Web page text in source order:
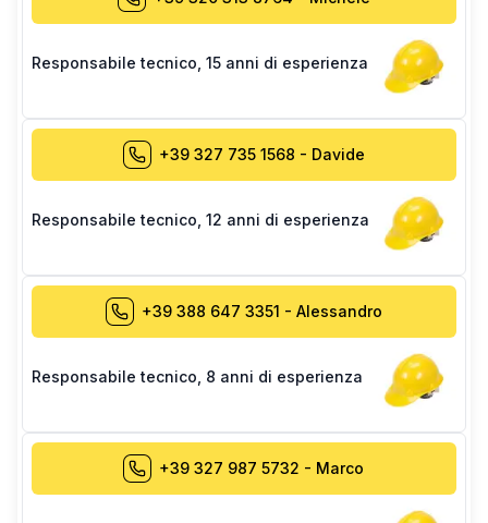
Responsabile tecnico 15 anni di esperienza
+39 327 735 1568 - Davide
Responsabile tecnico 12 anni di esperienza
+39 388 647 3351 - Alessandro
Responsabile tecnico 8 anni di esperienza
+39 327 987 5732 - Marco